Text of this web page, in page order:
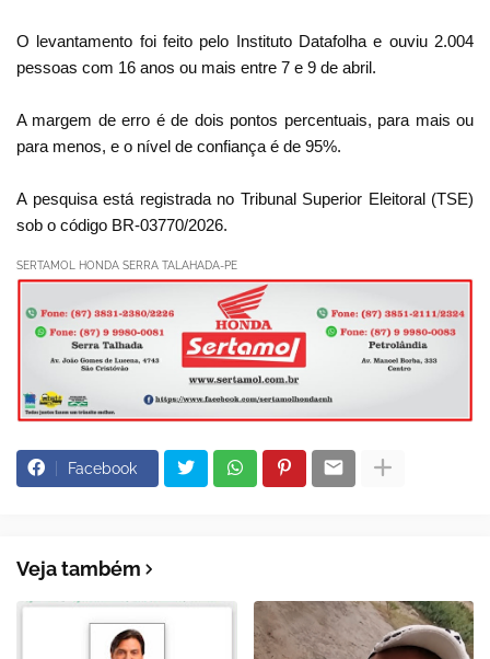
O levantamento foi feito pelo Instituto Datafolha e ouviu 2.004
pessoas com 16 anos ou mais entre 7 e 9 de abril.
A margem de erro é de dois pontos percentuais, para mais ou
para menos, e o nível de confiança é de 95%.
A pesquisa está registrada no Tribunal Superior Eleitoral (TSE)
sob o código BR-03770/2026.
SERTAMOL HONDA SERRA TALAHADA-PE
Facebook
Veja também